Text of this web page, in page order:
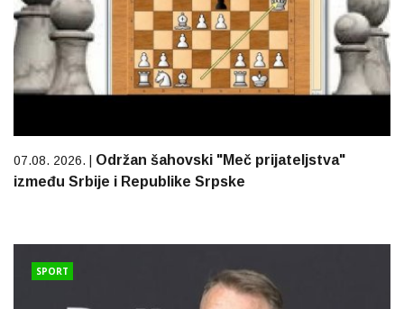
07.08. 2026. | Održan šahovski "Meč prijateljstva"
između Srbije i Republike Srpske
SPORT